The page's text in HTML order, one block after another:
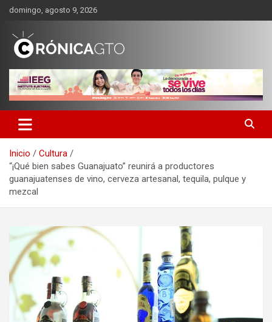
Saltar
contenido
domingo, agosto 9, 2026
CRONICA GUANAJUATO
Inicio
Cultura
“¡Qué bien sabes Guanajuato” reunirá a productores
guanajuatenses de vino, cerveza artesanal, tequila, pulque y
mezcal